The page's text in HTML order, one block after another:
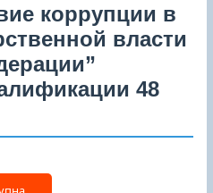
коррупции в
власти
48